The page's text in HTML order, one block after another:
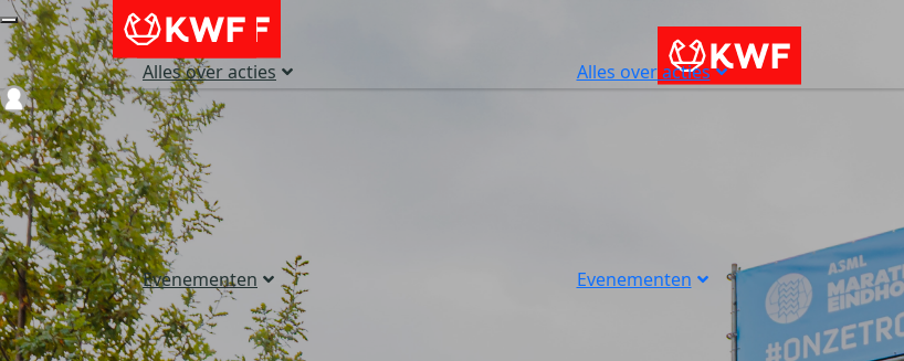
Alles over acties
Evenementen
Alles over acties
Evenementen
Login